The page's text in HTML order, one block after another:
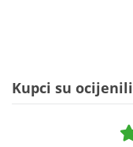
Kupci su ocijenili